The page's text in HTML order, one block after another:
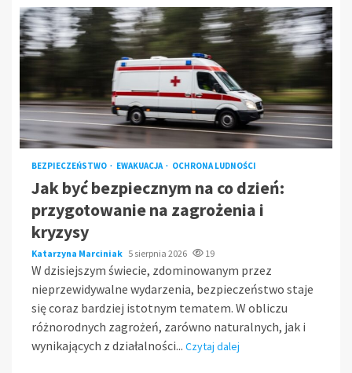
BEZPIECZEŃSTWO EWAKUACJA OCHRONA LUDNOŚCI
Jak być bezpiecznym na co dzień:
przygotowanie na zagrożenia i
kryzysy
Katarzyna Marciniak 5 sierpnia 2026 19
W dzisiejszym świecie, zdominowanym przez
nieprzewidywalne wydarzenia, bezpieczeństwo staje
się coraz bardziej istotnym tematem. W obliczu
różnorodnych zagrożeń, zarówno naturalnych, jak i
wynikających z działalności... Czytaj dalej